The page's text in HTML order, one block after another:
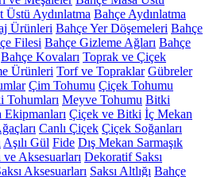
Üstü Aydınlatma Bahçe Aydınlatma
Ürünleri Bahçe Yer Döşemeleri Bahçe
Filesi Bahçe Gizleme Ağları Bahçe
Bahçe Kovaları Toprak ve Çiçek
Ürünleri Torf ve Topraklar Gübreler
Çim Tohumu Çiçek Tohumu
Tohumları Meyve Tohumu Bitki
Ekipmanları Çiçek ve Bitki İç Mekan
Canlı Çiçek Çiçek Soğanları
Aşılı Gül Fide Dış Mekan Sarmaşık
ve Aksesuarları Dekoratif Saksı
Aksesuarları Saksı Altlığı Bahçe